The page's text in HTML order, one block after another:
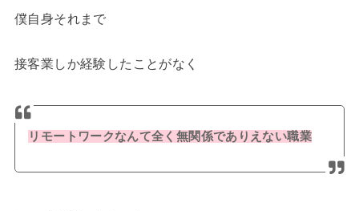
僕自身それまで
接客業しか経験したことがなく
リモートワークなんて全く無関係でありえない職業